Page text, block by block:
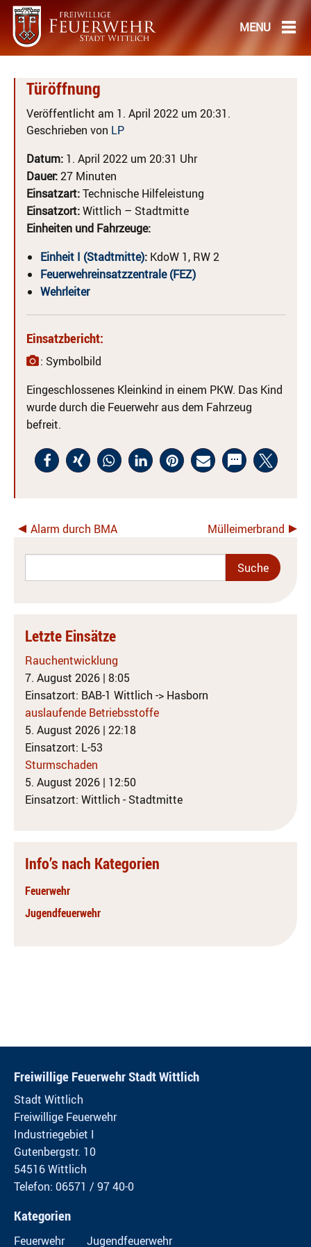
Türöffnung
Veröffentlicht am 1. April 2022 um 20:31.
Geschrieben von LP
Datum: 1. April 2022 um 20:31 Uhr
Dauer:27 Minuten
Einsatzart:Technische Hilfeleistung
Einsatzort:Wittlich – Stadtmitte
Einheiten und Fahrzeuge:
Einheit I (Stadtmitte): KdoW 1, RW 2
Feuerwehreinsatzzentrale (FEZ)
Wehrleiter
Einsatzbericht:
: Symbolbild
Eingeschlossenes Kleinkind in einem PKW. Das Kind
wurde durch die Feuerwehr aus dem Fahrzeug
befreit.
Alarm durch BMA Mülleimerbrand
Letzte Einsätze
Rauchentwicklung
7. August 2026 | 8:05
Einsatzort: BAB-1 Wittlich -> Hasborn
auslaufende Betriebsstoffe
5. August 2026 | 22:18
Einsatzort: L-53
Sturmschaden
5. August 2026 | 12:50
Einsatzort: Wittlich - Stadtmitte
Info’s nach Kategorien
Feuerwehr
Jugendfeuerwehr
Freiwillige Feuerwehr Stadt Wittlich
Stadt Wittlich
Freiwillige Feuerwehr
Industriegebiet I
Gutenbergstr. 10
54516 Wittlich
Telefon: 06571 / 97 40-0
Kategorien
Feuerwehr Jugendfeuerwehr